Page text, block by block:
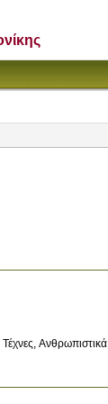
Ανθρωπιστικά